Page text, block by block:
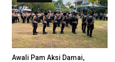
Awali Pam Aksi Damai,